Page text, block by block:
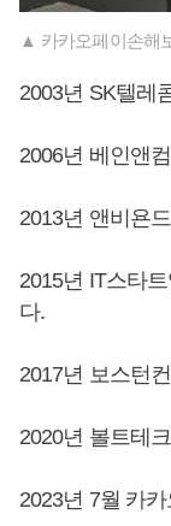
▲ 카카오페이손해
2003년 SK텔레
2006년 베인앤
2013년 앤비욘
2015년 IT스타
다.
2017년 보스턴
2020년 볼트테
2023년 7월 카